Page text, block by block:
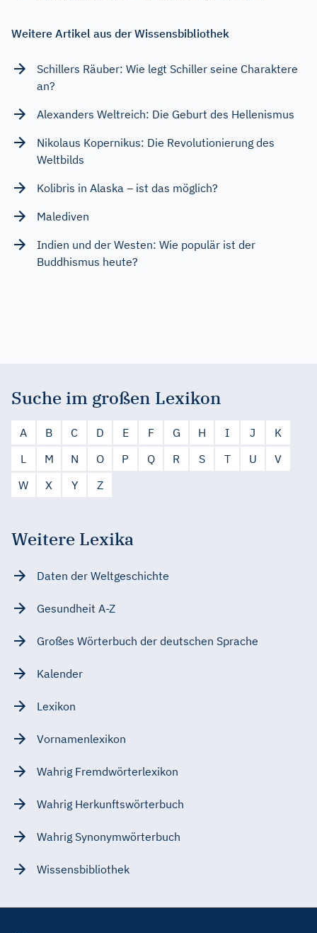
Weitere Artikel aus der Wissensbibliothek
Schillers Räuber: Wie legt Schiller seine Charaktere
an?
Alexanders Weltreich: Die Geburt des Hellenismus
Nikolaus Kopernikus: Die Revolutionierung des
Weltbilds
Kolibris in Alaska – ist das möglich?
Malediven
Indien und der Westen: Wie populär ist der
Buddhismus heute?
Suche im großen Lexikon
A B C D E F G H I J
K
L
M N O P Q R S T U
V
W
X Y Z
Weitere Lexika
Daten der Weltgeschichte
Gesundheit A-Z
Großes Wörterbuch der deutschen Sprache
Kalender
Lexikon
Vornamenlexikon
Wahrig Fremdwörterlexikon
Wahrig Herkunftswörterbuch
Wahrig Synonymwörterbuch
Wissensbibliothek